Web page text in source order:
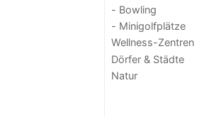
- Bowling
- Minigolfplätze
Wellness-Zentren
Dörfer & Städte
Natur